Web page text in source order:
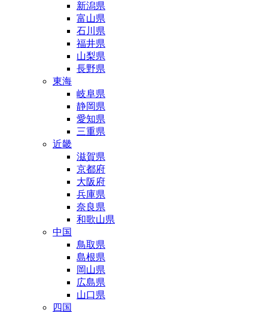
新潟県
富山県
石川県
福井県
山梨県
長野県
東海
岐阜県
静岡県
愛知県
三重県
近畿
滋賀県
京都府
大阪府
兵庫県
奈良県
和歌山県
中国
鳥取県
島根県
岡山県
広島県
山口県
四国